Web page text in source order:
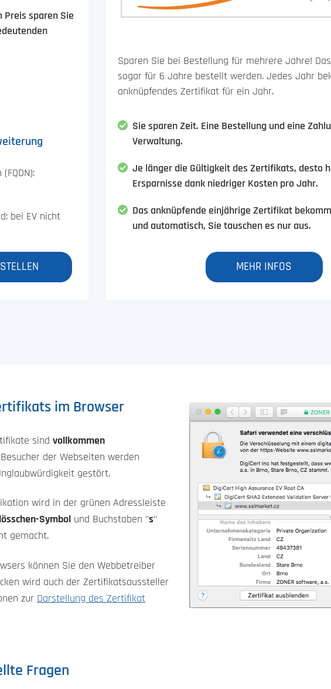
Preis sparen Sie
bei EV nicht
Sparen Sie bei Bestellung für mehrere Jahre!
sogar für 6 Jahre bestellt werden. Jedes Jahr
anknüpfendes Zertifikat für ein Jahr.
Sie sparen Zeit. Eine Bestellung und eine
Verwaltung.
Je länger die Gültigkeit des Zertifikats, desto
Ersparnisse dank niedriger Kosten pro Jahr.
Das anknüpfende einjährige Zertifikat
und automatisch, Sie tauschen es nur aus.
MEHR INFOS
im Browser
sind vollkommen
der Webseiten werden
gestört.
wird in der grünen Adressleiste
Symbol und Buchstaben "s"
gemacht.
können Sie den Webbetreiber
wird auch der Zertifikatsaussteller
zur Darstellung des Zertifikat
Fragen